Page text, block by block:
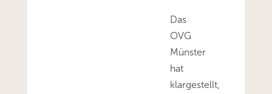
Das
OVG
Münster
hat
klargestellt,